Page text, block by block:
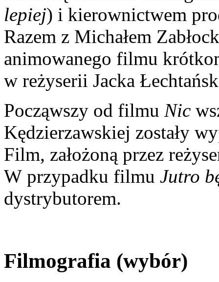
lepiej) i kierownictwem
Razem z Michałem
animowanego filmu
w reżyserii Jacka
Począwszy od filmu Nic
Kędzierzawskiej zostały
Film, założoną przez
W przypadku filmu Jutro
dystrybutorem.
Filmografia (wybór)